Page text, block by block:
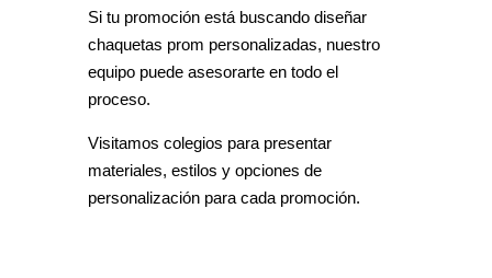
Si tu promoción está buscando diseñar
chaquetas prom personalizadas, nuestro
equipo puede asesorarte en todo el
proceso.
Visitamos colegios para presentar
materiales, estilos y opciones de
personalización para cada promoción.